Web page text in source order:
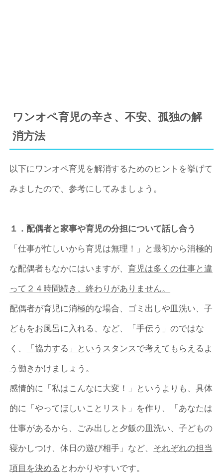
ワンオペ育児の辛さ、不安、孤独の解
消方法
以下にワンオペ育児を解消するためのヒントを挙げて
みましたので、参考にしてみましょう。
１．配偶者と家事や育児の分担について話し合う
「仕事が忙しいから育児は無理！」と最初から消極的
な配偶者もなかにはいますが、育児は多くの仕事と違
って２４時間続き、終わりがありません。
配偶者が育児に消極的な場合、ゴミ出しや皿洗い、子
どもをお風呂に入れる、など、「手伝う」のではな
く、 「協力する」というスタンスで考えてもらえるよ
う働きかけましょう。
感情的に「私はこんなに大変！」というよりも、具体
的に「やってほしいことリスト」を作り、「あなたは
仕事があるから、ごみ出しと夕飯の皿洗い、子どもの
寝かしつけ、休日の遊び相手」など、 それぞれの担当
項目を決める とわかりやすいです。